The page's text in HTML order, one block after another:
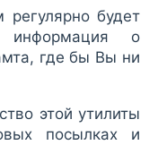
будет
информация о
где бы Вы ни
этой утилиты
посылках и